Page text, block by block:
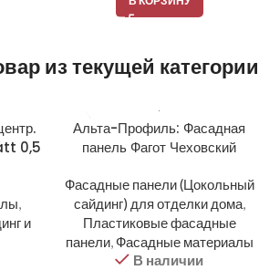
из текущей категории
0,5
,
и
Альта-Профиль: Фасадная
панель Фагот Чеховский
Фасадные панели (Цокольный
сайдинг) для отделки дома,
Пластиковые фасадные
панели, Фасадные материалы
В наличии